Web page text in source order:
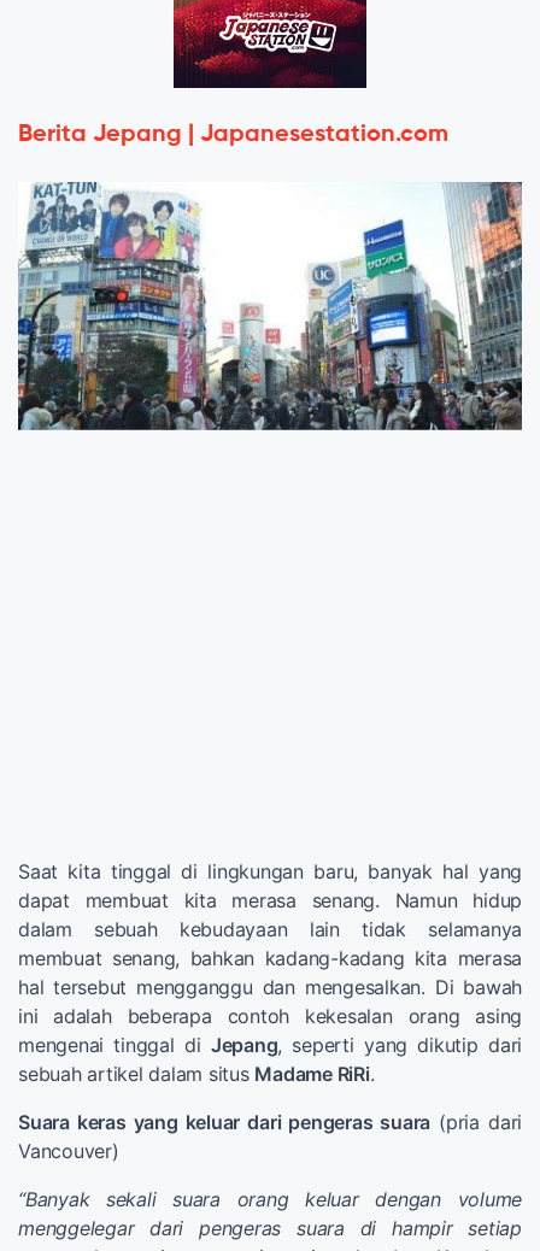
Berita Jepang | Japanesestation.com
Saat kita tinggal di lingkungan baru, banyak hal yang
dapat membuat kita merasa senang. Namun hidup
dalam sebuah kebudayaan lain tidak selamanya
membuat senang, bahkan kadang-kadang kita merasa
hal tersebut mengganggu dan mengesalkan. Di bawah
ini adalah beberapa contoh kekesalan orang asing
mengenai tinggal di Jepang, seperti yang dikutip dari
sebuah artikel dalam situs Madame RiRi.
Suara keras yang keluar dari pengeras suara (pria dari
Vancouver)
“Banyak sekali suara orang keluar dengan volume
menggelegar dari pengeras suara di hampir setiap